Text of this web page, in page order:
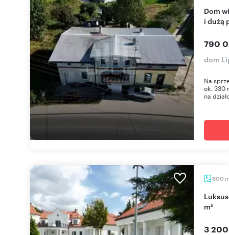
Dom wielorodzinny z potencjałem inwestycyjnym
i dużą
790
dom
Na
ok. 330
na
800
Luksusowa rezydencja z basenem i ogrodem 800
m²
3